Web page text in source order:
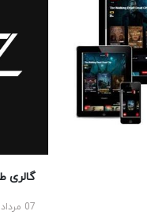
گالری طلا
07 مرداد 1405